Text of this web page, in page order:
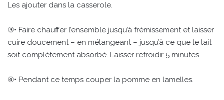
Les ajouter dans la casserole.
③• Faire chauffer l’ensemble jusqu’à frémissement et laisser
cuire doucement – en mélangeant – jusqu’à ce que le lait
soit complètement absorbé. Laisser refroidir 5 minutes.
④• Pendant ce temps couper la pomme en lamelles.